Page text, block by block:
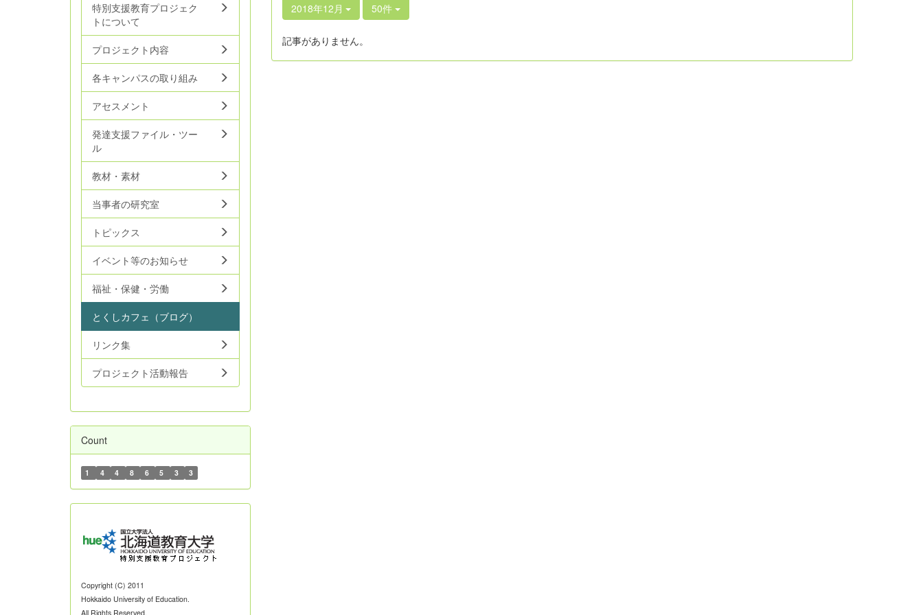
2018年12月 50件
記事がありません。
特別支援教育プロジェク
トについて
プロジェクト内容
各キャンパスの取り組み
アセスメント
発達支援ファイル・ツー
ル
教材・素材
当事者の研究室
トピックス
イベント等のお知らせ
福祉・保健・労働
とくしカフェ（ブログ）
リンク集
プロジェクト活動報告
Count
1 4 4 8 6 5 3 3
Copyright (C) 2011
Hokkaido University of Education.
All Rights Reserved.